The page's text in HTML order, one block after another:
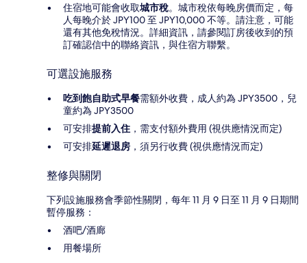
住宿地可能會收取城市稅。城市稅依每晚房價而定，每
人每晚介於 JPY100 至 JPY10,000 不等。請注意，可能
還有其他免稅情況。詳細資訊，請參閱訂房後收到的預
訂確認信中的聯絡資訊，與住宿方聯繫。
可選設施服務
吃到飽自助式早餐需額外收費，成人約為 JPY3500，兒
童約為 JPY3500
可安排提前入住 ，需支付額外費用 (視供應情況而定)
可安排延遲退房 ，須另行收費 (視供應情況而定)
整修與關閉
下列設施服務會季節性關閉，每年 11 月 9 日至 11 月 9 日期間
暫停服務：
酒吧/酒廊
用餐場所